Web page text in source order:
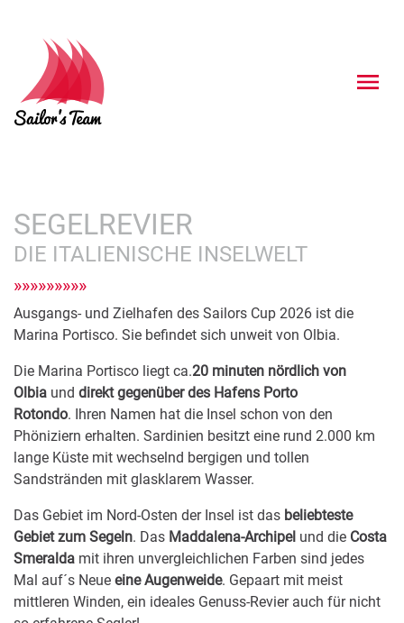
SEGELREVIER
DIE ITALIENISCHE INSELWELT
Ausgangs- und Zielhafen des Sailors Cup 2026 ist die
Marina Portisco. Sie befindet sich unweit von Olbia.
Die Marina Portisco liegt ca.20 minuten nördlich von
Olbia und direkt gegenüber des Hafens Porto
Rotondo. Ihren Namen hat die Insel schon von den
Phöniziern erhalten. Sardinien besitzt eine rund 2.000 km
lange Küste mit wechselnd bergigen und tollen
Sandstränden mit glasklarem Wasser.
Das Gebiet im Nord-Osten der Insel ist das beliebteste
Gebiet zum Segeln. Das Maddalena-Archipel und die Costa
Smeralda mit ihren unvergleichlichen Farben sind jedes
Mal auf´s Neue eine Augenweide. Gepaart mit meist
mittleren Winden, ein ideales Genuss-Revier auch für nicht